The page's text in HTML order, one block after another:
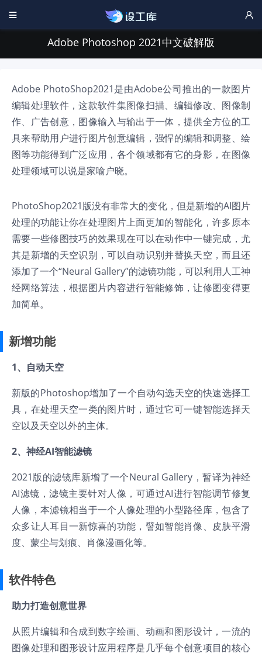
 
Adobe Photoshop 2021中文破解版
Adobe PhotoShop2021是由Adobe公司推出的一款图片
编辑处理软件，这款软件集图像扫描、编辑修改、图像制
作、广告创意，图像输入与输出于一体，提供全方位的工
具来帮助用户进行图片创意编辑，强悍的编辑和调整、绘
图等功能得到广泛应用，各个领域都有它的身影，在图像
处理领域可以说是家喻户晓。
PhotoShop2021版没有非常大的变化，但是新增的AI图片
处理的功能让你在处理图片上面更加的智能化，许多原本
需要一些修图技巧的效果现在可以在动作中一键完成，尤
其是新增的天空识别，可以自动识别并替换天空，而且还
添加了一个“Neural Gallery”的滤镜功能，可以利用人工神
经网络算法，根据图片内容进行智能修饰，让修图变得更
加简单。
新增功能
1、自动天空
新版的Photoshop增加了一个自动勾选天空的快速选择工
具，在处理天空一类的图片时，通过它可一键智能选择天
空以及天空以外的主体。
2、神经AI智能滤镜
2021版的滤镜库新增了一个Neural Gallery，暂译为神经
AI滤镜，滤镜主要针对人像，可通过AI进行智能调节修复
人像，本滤镜相当于一个人像处理的小型路径库，包含了
众多让人耳目一新惊喜的功能，譬如智能肖像、皮肤平滑
度、蒙尘与划痕、肖像漫画化等。
软件特色
助力打造创意世界
从照片编辑和合成到数字绘画、动画和图形设计，一流的
图像处理和图形设计应用程序是几乎每个创意项目的核心